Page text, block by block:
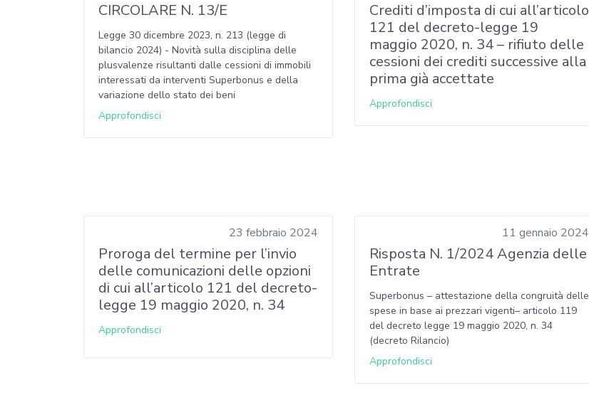
CIRCOLARE N. 13/E
Legge 30 dicembre 2023, n. 213 (legge di
bilancio 2024) - Novità sulla disciplina delle
plusvalenze risultanti dalle cessioni di immobili
interessati da interventi Superbonus e della
variazione dello stato dei beni
Approfondisci
Crediti d’imposta di cui all’articolo
121 del decreto-legge 19
maggio 2020, n. 34 – rifiuto delle
cessioni dei crediti successive alla
prima già accettate
Approfondisci
23 febbraio 2024
Proroga del termine per l’invio
delle comunicazioni delle opzioni
di cui all’articolo 121 del decreto-
legge 19 maggio 2020, n. 34
Approfondisci
11 gennaio 2024
Risposta N. 1/2024 Agenzia delle
Entrate
Superbonus – attestazione della congruità delle
spese in base ai prezzari vigenti– articolo 119
del decreto legge 19 maggio 2020, n. 34
(decreto Rilancio)
Approfondisci